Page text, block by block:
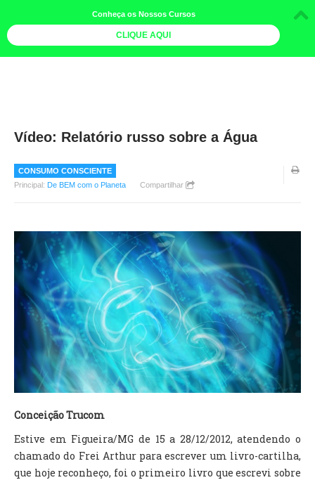
MAIS
BOLETINS
GALERIA DE FOTOS
PÓS-OFICINAS
COLABORADORES
TV DE BEM COM A NATUREZA
FALE CONOSCO
ASSINE O SITE
Vídeo: Relatório russo sobre a Água
CONSUMO CONSCIENTE
Principal: De BEM com o Planeta Compartilhar
Conceição Trucom
Estive em Figueira/MG de 15 a 28/12/2012, atendendo o
chamado do Frei Arthur para escrever um livro-cartilha,
que hoje reconheço, foi o primeiro livro que escrevi sobre
Conheça os Nossos Cursos
CLIQUE AQUI